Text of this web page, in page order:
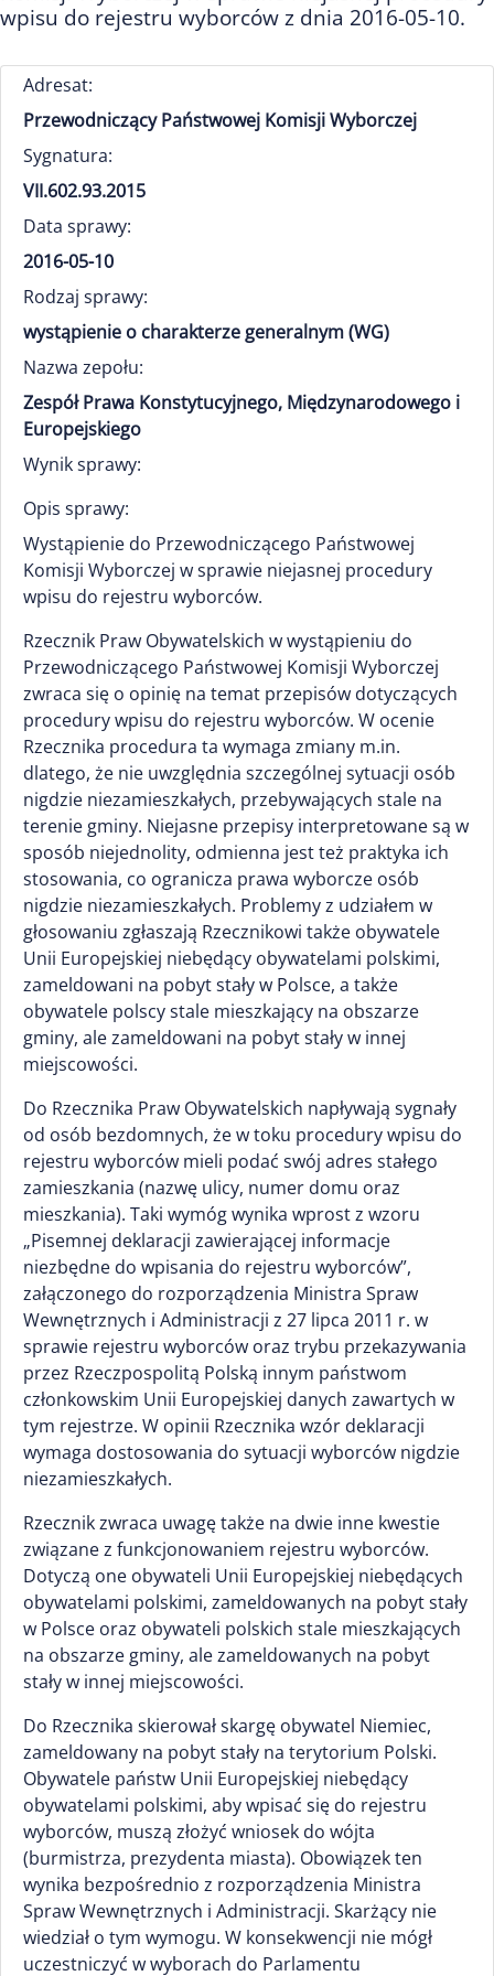
wpisu do rejestru wyborców z dnia 2016-05-10.
Adresat:
Przewodniczący Państwowej Komisji Wyborczej
Sygnatura:
VII.602.93.2015
Data sprawy:
2016-05-10
Rodzaj sprawy:
wystąpienie o charakterze generalnym (WG)
Nazwa zepołu:
Zespół Prawa Konstytucyjnego, Międzynarodowego i
Europejskiego
Wynik sprawy:
Opis sprawy:
Wystąpienie do Przewodniczącego Państwowej
Komisji Wyborczej w sprawie niejasnej procedury
wpisu do rejestru wyborców.
Rzecznik Praw Obywatelskich w wystąpieniu do
Przewodniczącego Państwowej Komisji Wyborczej
zwraca się o opinię na temat przepisów dotyczących
procedury wpisu do rejestru wyborców. W ocenie
Rzecznika procedura ta wymaga zmiany m.in.
dlatego, że nie uwzględnia szczególnej sytuacji osób
nigdzie niezamieszkałych, przebywających stale na
terenie gminy. Niejasne przepisy interpretowane są w
sposób niejednolity, odmienna jest też praktyka ich
stosowania, co ogranicza prawa wyborcze osób
nigdzie niezamieszkałych. Problemy z udziałem w
głosowaniu zgłaszają Rzecznikowi także obywatele
Unii Europejskiej niebędący obywatelami polskimi,
zameldowani na pobyt stały w Polsce, a także
obywatele polscy stale mieszkający na obszarze
gminy, ale zameldowani na pobyt stały w innej
miejscowości.
Do Rzecznika Praw Obywatelskich napływają sygnały
od osób bezdomnych, że w toku procedury wpisu do
rejestru wyborców mieli podać swój adres stałego
zamieszkania (nazwę ulicy, numer domu oraz
mieszkania). Taki wymóg wynika wprost z wzoru
„Pisemnej deklaracji zawierającej informacje
niezbędne do wpisania do rejestru wyborców”,
załączonego do rozporządzenia Ministra Spraw
Wewnętrznych i Administracji z 27 lipca 2011 r. w
sprawie rejestru wyborców oraz trybu przekazywania
przez Rzeczpospolitą Polską innym państwom
członkowskim Unii Europejskiej danych zawartych w
tym rejestrze. W opinii Rzecznika wzór deklaracji
wymaga dostosowania do sytuacji wyborców nigdzie
niezamieszkałych.
Rzecznik zwraca uwagę także na dwie inne kwestie
związane z funkcjonowaniem rejestru wyborców.
Dotyczą one obywateli Unii Europejskiej niebędących
obywatelami polskimi, zameldowanych na pobyt stały
w Polsce oraz obywateli polskich stale mieszkających
na obszarze gminy, ale zameldowanych na pobyt
stały w innej miejscowości.
Do Rzecznika skierował skargę obywatel Niemiec,
zameldowany na pobyt stały na terytorium Polski.
Obywatele państw Unii Europejskiej niebędący
obywatelami polskimi, aby wpisać się do rejestru
wyborców, muszą złożyć wniosek do wójta
(burmistrza, prezydenta miasta). Obowiązek ten
wynika bezpośrednio z rozporządzenia Ministra
Spraw Wewnętrznych i Administracji. Skarżący nie
wiedział o tym wymogu. W konsekwencji nie mógł
uczestniczyć w wyborach do Parlamentu